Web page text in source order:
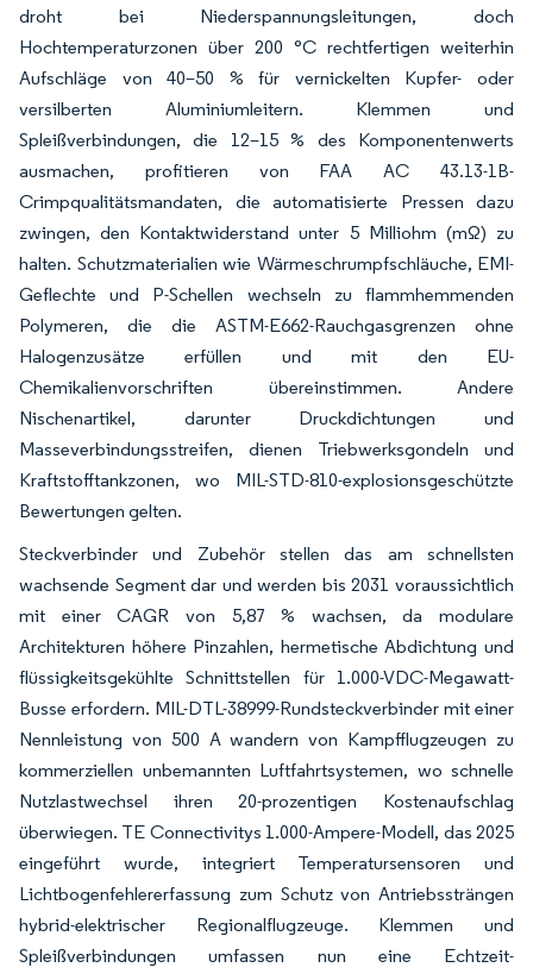
droht bei Niederspannungsleitungen, doch
Hochtemperaturzonen über 200 °C rechtfertigen weiterhin
Aufschläge von 40–50 % für vernickelten Kupfer- oder
versilberten Aluminiumleitern. Klemmen und
Spleißverbindungen, die 12–15 % des Komponentenwerts
ausmachen, profitieren von FAA AC 43.13-1B-
Crimpqualitätsmandaten, die automatisierte Pressen dazu
zwingen, den Kontaktwiderstand unter 5 Milliohm (mΩ) zu
halten. Schutzmaterialien wie Wärmeschrumpfschläuche, EMI-
Geflechte und P-Schellen wechseln zu flammhemmenden
Polymeren, die die ASTM-E662-Rauchgasgrenzen ohne
Halogenzusätze erfüllen und mit den EU-
Chemikalienvorschriften übereinstimmen. Andere
Nischenartikel, darunter Druckdichtungen und
Masseverbindungsstreifen, dienen Triebwerksgondeln und
Kraftstofftankzonen, wo MIL-STD-810-explosionsgeschützte
Bewertungen gelten.
Steckverbinder und Zubehör stellen das am schnellsten
wachsende Segment dar und werden bis 2031 voraussichtlich
mit einer CAGR von 5,87 % wachsen, da modulare
Architekturen höhere Pinzahlen, hermetische Abdichtung und
flüssigkeitsgekühlte Schnittstellen für 1.000-VDC-Megawatt-
Busse erfordern. MIL-DTL-38999-Rundsteckverbinder mit einer
Nennleistung von 500 A wandern von Kampfflugzeugen zu
kommerziellen unbemannten Luftfahrtsystemen, wo schnelle
Nutzlastwechsel ihren 20-prozentigen Kostenaufschlag
überwiegen. TE Connectivitys 1.000-Ampere-Modell, das 2025
eingeführt wurde, integriert Temperatursensoren und
Lichtbogenfehlererfassung zum Schutz von Antriebssträngen
hybrid-elektrischer Regionalflugzeuge. Klemmen und
Spleißverbindungen umfassen nun eine Echtzeit-